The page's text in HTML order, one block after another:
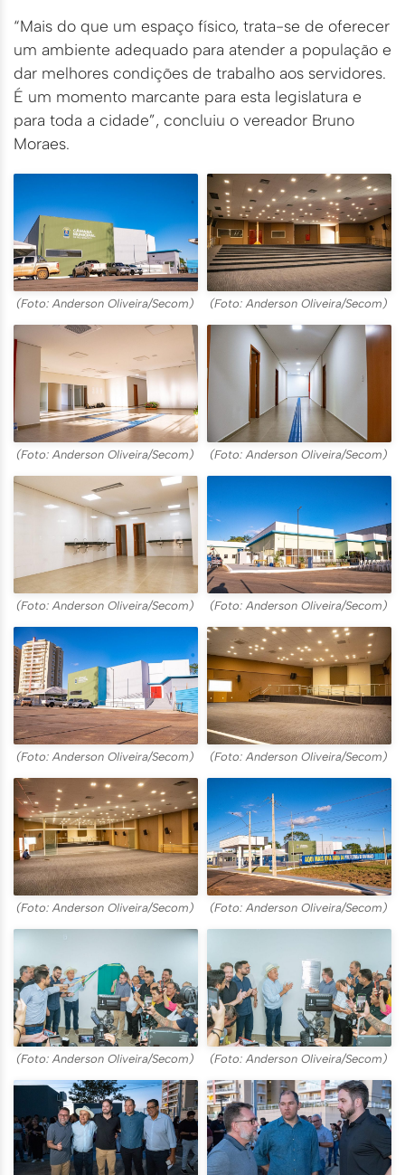
“Mais do que um espaço físico, trata-se de oferecer
um ambiente adequado para atender a população e
dar melhores condições de trabalho aos servidores.
É um momento marcante para esta legislatura e
para toda a cidade”, concluiu o vereador Bruno
Moraes.
(Foto: Anderson Oliveira/Secom) (Foto: Anderson Oliveira/Secom)
(Foto: Anderson Oliveira/Secom) (Foto: Anderson Oliveira/Secom)
(Foto: Anderson Oliveira/Secom) (Foto: Anderson Oliveira/Secom)
(Foto: Anderson Oliveira/Secom) (Foto: Anderson Oliveira/Secom)
(Foto: Anderson Oliveira/Secom) (Foto: Anderson Oliveira/Secom)
(Foto: Anderson Oliveira/Secom) (Foto: Anderson Oliveira/Secom)